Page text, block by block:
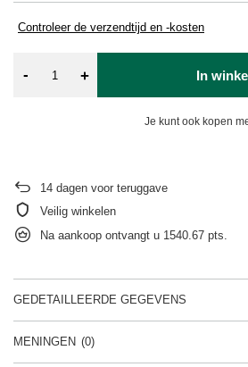
Controleer de verzendtijd en -kosten
- + In
Je kunt ook kopen
14 dagen voor teruggave
Veilig winkelen
Na aankoop ontvangt u 1540.67 pts.
GEDETAILLEERDE GEGEVENS
MENINGEN (0)